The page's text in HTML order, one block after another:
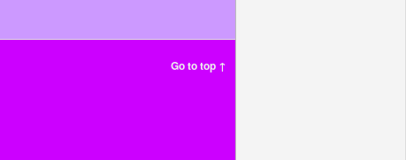
Go to top ↑